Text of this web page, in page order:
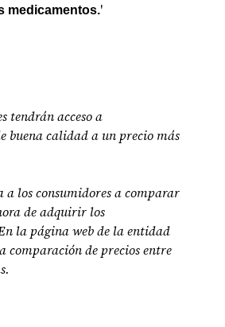
medicamentos.'
tendrán acceso a
buena calidad a un precio más
a los consumidores a comparar
de adquirir los
la página web de la entidad
comparación de precios entre